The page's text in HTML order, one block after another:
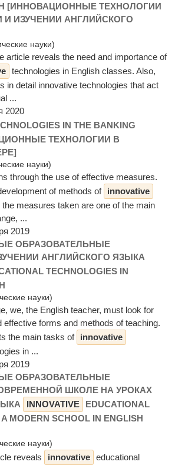
[ИННОВАЦИОННЫЕ ТЕХНОЛОГИИ
ИЗУЧЕНИИ АНГЛИЙСКОГО
науки)
article reveals the need and importance of
technologies in English classes. Also,
in detail innovative technologies that act
...
2020
IN THE BANKING
ТЕХНОЛОГИИ В
науки)
through the use of effective measures.
of methods of innovative
measures taken are one of the main
...
2019
ОБРАЗОВАТЕЛЬНЫЕ
АНГЛИЙСКОГО ЯЗЫКА
TECHNOLOGIES IN
науки)
we, the English teacher, must look for
effective forms and methods of teaching.
the main tasks of innovative
in ...
2019
ОБРАЗОВАТЕЛЬНЫЕ
ШКОЛЕ НА УРОКАХ
INNOVATIVE
EDUCATIONAL
MODERN SCHOOL IN ENGLISH
науки)
reveals innovative educational